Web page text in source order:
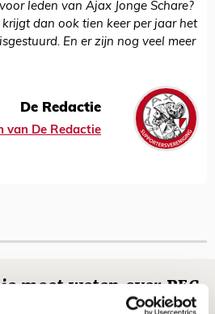
leden van Ajax Jonge Schare?
krijgt dan ook tien keer per jaar het
En er zijn nog veel meer
De Redactie
van De Redactie
moet weten over PEC